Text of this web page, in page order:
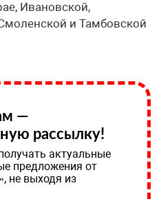
Ивановской,
и Тамбовской
—
рассылку!
актуальные
предложения от
не выходя из